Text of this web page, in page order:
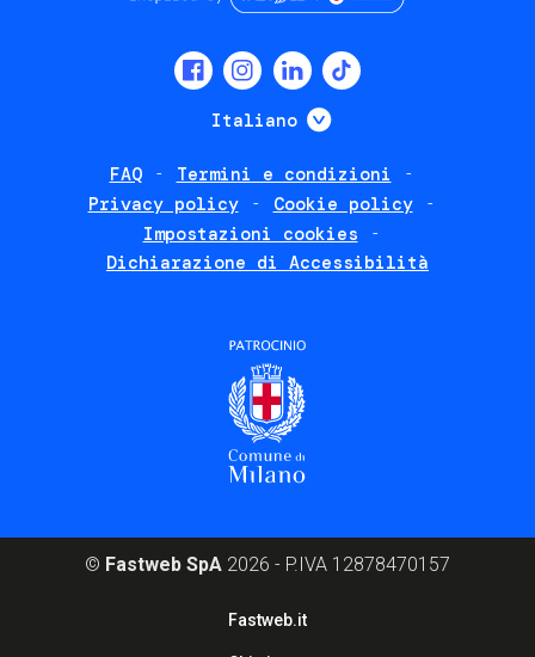
Italiano Mostra ulteriori
FAQ
Termini e condizioni
Privacy policy
Cookie policy
Impostazioni cookies
Dichiarazione di Accessibilità
© Fastweb SpA 2026 - P.IVA 12878470157
Fastweb.it